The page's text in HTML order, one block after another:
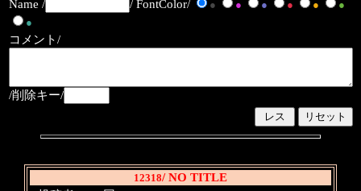
Name /
/ FontColor/ ● ● ● ● ●
●
●
コメント/
/削除キー/
12318/ NO TITLE